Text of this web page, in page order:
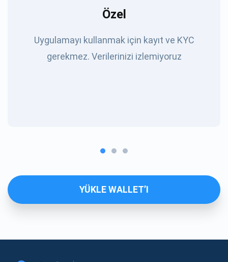
Özel
Uygulamayı kullanmak için kayıt ve KYC
gerekmez. Verilerinizi izlemiyoruz
YÜKLE WALLET’I